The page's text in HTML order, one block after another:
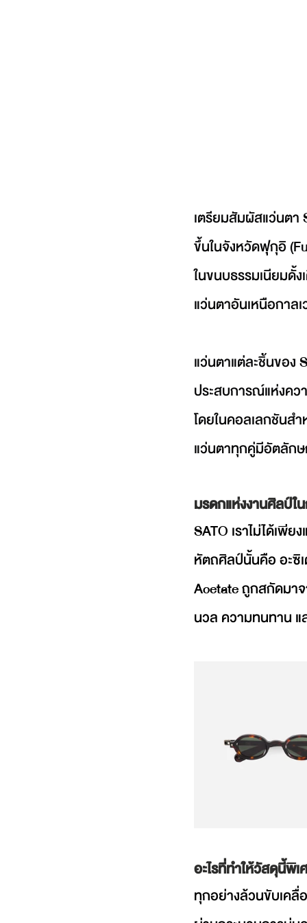
เตรียมสัมผัสแว่นตา
ขึ้นในจังหวัดฟุกุอิ
ในขนบธรรมเนียมดั้
แว่นตาอันเหนือกาล
แว่นตาแต่ละชิ้นของ
ประสบการณ์แห่งคว
โดยในคอลเลกชันส
แว่นตาทุกคู่มีอัตลัก
มรดกแห่งงานศิลป์ใ
SATO เราไม่ได้เพี
หัตถศิลป์นั้นคือ อะซิ
Acetate ถูกสกัดมา
นวล ความทนทาน
อะไรที่ทำให้วัสดุนี้พิ
ทุกอย่างล้วนขับเคลื่